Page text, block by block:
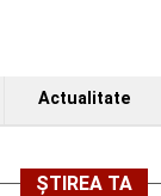
Actualitate
ȘTIREA TA